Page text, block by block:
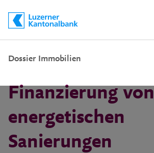
Dossier Immobilien
Finanzierung von
energetischen
Sanierungen